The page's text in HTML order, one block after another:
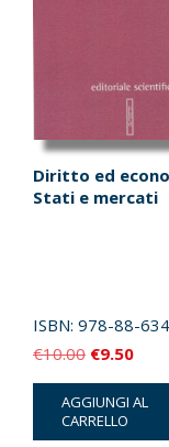
Diritto ed
Stati e mercati
ISBN: 978-88-
€10.00 Il
prezzo
originale
era:
€9.50Il
è:
AGGIUNGI AL
CARRELLO